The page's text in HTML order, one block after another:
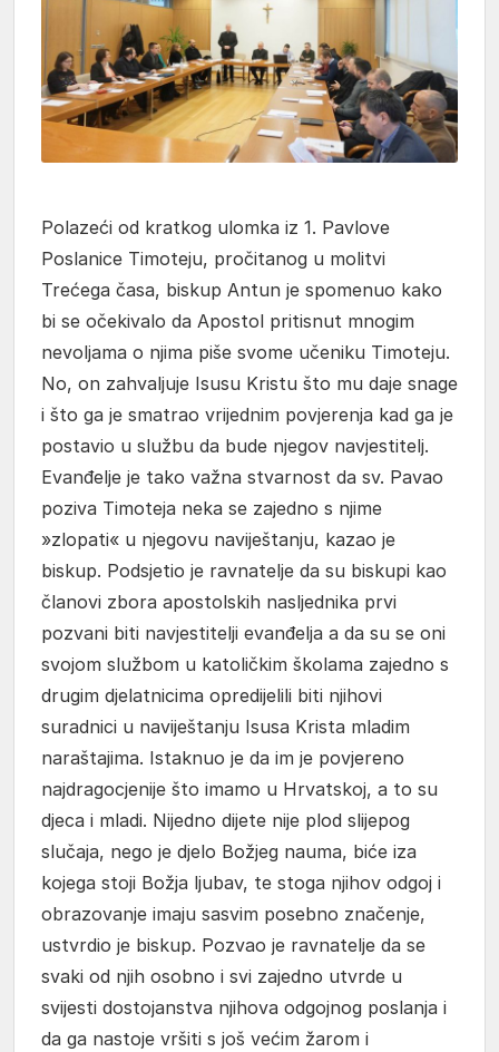
Polazeći od kratkog ulomka iz 1. Pavlove
Poslanice Timoteju, pročitanog u molitvi
Trećega časa, biskup Antun je spomenuo kako
bi se očekivalo da Apostol pritisnut mnogim
nevoljama o njima piše svome učeniku Timoteju.
No, on zahvaljuje Isusu Kristu što mu daje snage
i što ga je smatrao vrijednim povjerenja kad ga je
postavio u službu da bude njegov navjestitelj.
Evanđelje je tako važna stvarnost da sv. Pavao
poziva Timoteja neka se zajedno s njime
»zlopati« u njegovu naviještanju, kazao je
biskup. Podsjetio je ravnatelje da su biskupi kao
članovi zbora apostolskih nasljednika prvi
pozvani biti navjestitelji evanđelja a da su se oni
svojom službom u katoličkim školama zajedno s
drugim djelatnicima opredijelili biti njihovi
suradnici u naviještanju Isusa Krista mladim
naraštajima. Istaknuo je da im je povjereno
najdragocjenije što imamo u Hrvatskoj, a to su
djeca i mladi. Nijedno dijete nije plod slijepog
slučaja, nego je djelo Božjeg nauma, biće iza
kojega stoji Božja ljubav, te stoga njihov odgoj i
obrazovanje imaju sasvim posebno značenje,
ustvrdio je biskup. Pozvao je ravnatelje da se
svaki od njih osobno i svi zajedno utvrde u
svijesti dostojanstva njihova odgojnog poslanja i
da ga nastoje vršiti s još većim žarom i